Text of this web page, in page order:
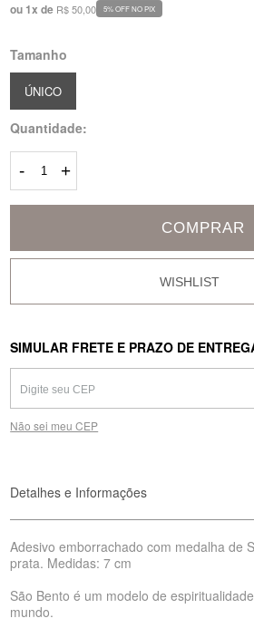
ou 1x de R$ 50,00 5% OFF NO PIX
Tamanho
ÚNICO
Quantidade:
- +
COMPRAR
SIMULAR FRETE E PRAZO DE
Não sei meu CEP
Detalhes e Informações
Adesivo emborrachado com medalha de
prata. Medidas: 7 cm
São Bento é um modelo de
mundo.